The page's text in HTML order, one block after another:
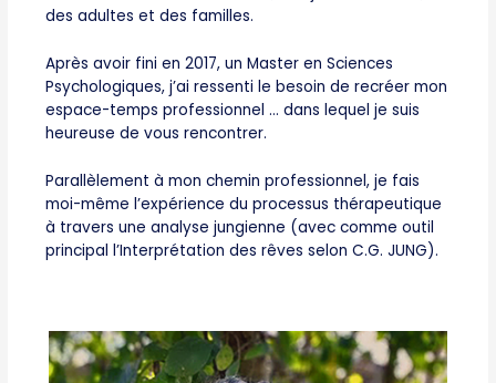
des adultes et des familles.
Après avoir fini en 2017, un Master en Sciences
Psychologiques, j’ai ressenti le besoin de recréer mon
espace-temps professionnel … dans lequel je suis
heureuse de vous rencontrer.
Parallèlement à mon chemin professionnel, je fais
moi-même l’expérience du processus thérapeutique
à travers une analyse jungienne (avec comme outil
principal l’Interprétation des rêves selon C.G. JUNG).